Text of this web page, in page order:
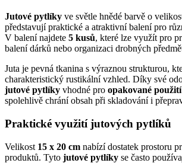
Jutové pytlíky ve světle hnědé barvě o
představují praktické a atraktivní balení pro
V balení najdete 5 kusů, které lze využít pro
balení dárků nebo organizaci drobných
Juta je pevná tkanina s výraznou strukturou,
charakteristický rustikální vzhled. Díky své
jutové pytlíky vhodné pro opakované použití
spolehlivě chrání obsah při skladování i
Praktické využití jutových pytlíků
Velikost 15 x 20 cm nabízí dostatek prostoru
produktů. Tyto jutové pytlíky se často